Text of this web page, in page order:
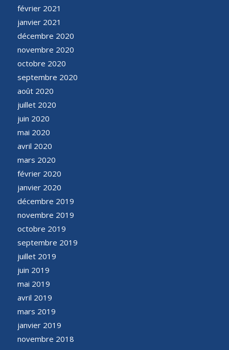
février 2021
janvier 2021
décembre 2020
novembre 2020
octobre 2020
septembre 2020
août 2020
juillet 2020
juin 2020
mai 2020
avril 2020
mars 2020
février 2020
janvier 2020
décembre 2019
novembre 2019
octobre 2019
septembre 2019
juillet 2019
juin 2019
mai 2019
avril 2019
mars 2019
janvier 2019
novembre 2018